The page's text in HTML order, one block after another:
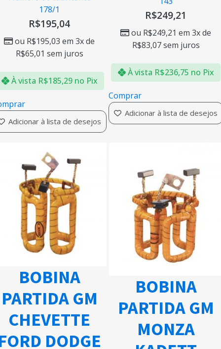
178/1
R$195,04
ou R$195,03 em 3x de
R$65,01 sem juros
À vista R$185,29 no Pix
Adicionar à lista de desejos
R$249,21
ou R$249,21 em 3x de
R$83,07sem juros
À vista R$236,75 no Pix
Comprar
Adicionar à lista de desejos
BOBINA
PARTIDA GM
CHEVETTE
DODGE
BOBINA
PARTIDA GM
MONZA